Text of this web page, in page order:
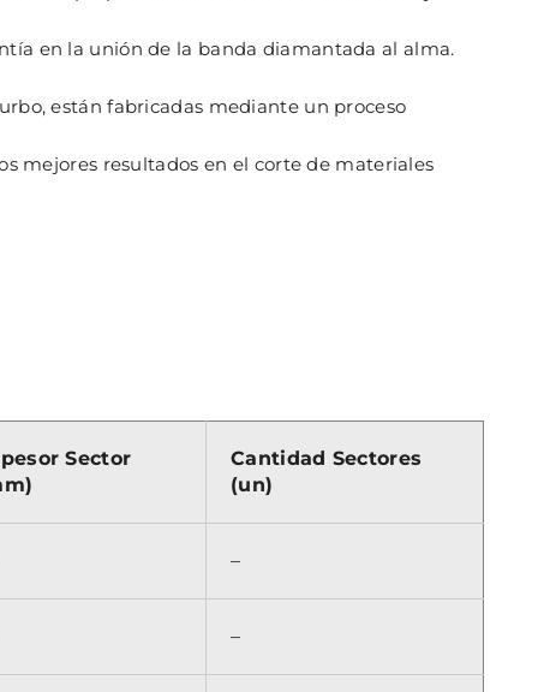
en la unión de la banda diamantada al alma.
están fabricadas mediante un proceso
mejores resultados en el corte de materiales
Sector
Cantidad Sectores
(un)
–
–